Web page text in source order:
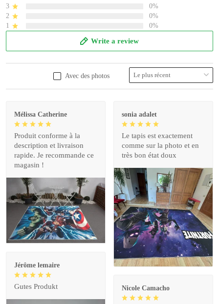
3
0%
2
0%
1
0%
Write a review
Avec des photos
Mélissa Catherine
Produit conforme à la
description et livraison
rapide. Je recommande ce
magasin !
sonia adalet
Le tapis est exactement
comme sur la photo et en
très bon état doux
Jérôme lemaire
Gutes Produkt Nicole Camacho